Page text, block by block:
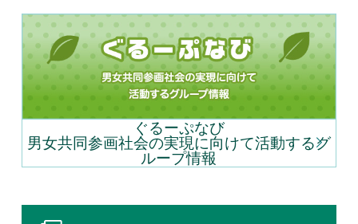
ぐるーぷなび
男女共同参画社会の実現に向けて活動するグ
ループ情報